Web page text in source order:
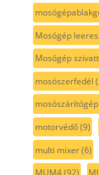
Mosógép
Mosógép
mosószerfedél
mosószárítógép
motorvédő(9)
multi mixer(6)